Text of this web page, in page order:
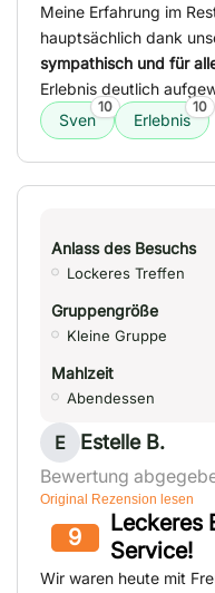
Meine Erfahrung im
hauptsächlich dank
sympathisch und für
Erlebnis deutlich
Sven
10
Erlebnis
10
Anlass des Besuchs
Lockeres Treffen
Gruppengröße
Kleine Gruppe
Mahlzeit
Abendessen
E Estelle B.
Bewertung
Original Rezension lesen
9
Leckeres
Service!
Wir waren heute mit